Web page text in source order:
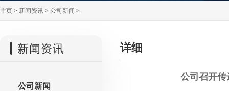
主页 > 新闻资讯 > 公司新闻 >
新闻资讯
公司新闻
详细
公司召开